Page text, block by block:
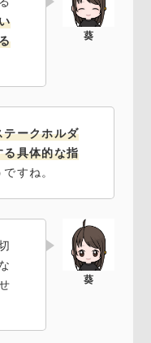
テークホルダ
る具体的な指
すね。